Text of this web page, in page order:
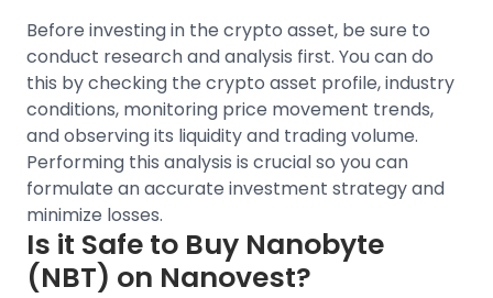
Before investing in the crypto asset, be sure to
conduct research and analysis first. You can do
this by checking the crypto asset profile, industry
conditions, monitoring price movement trends,
and observing its liquidity and trading volume.
Performing this analysis is crucial so you can
formulate an accurate investment strategy and
minimize losses.
Is it Safe to Buy Nanobyte
(NBT) on Nanovest?